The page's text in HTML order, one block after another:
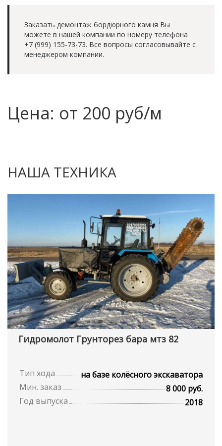
Заказать демонтаж бордюрного камня Вы
можете в нашей компании по номеру телефона
+7 (999) 155-73-73. Все вопросы согласовывайте с
менеджером компании.
Цена: от 200 руб/м
НАША ТЕХНИКА
Гидромолот Грунторез бара мтз 82
Тип хода
на базе колёсного экскаватора
Мин. заказ
8 000 руб.
Год выпуска
2018